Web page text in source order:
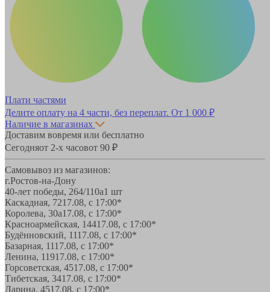
Плати частями
Делите оплату на 4 части, без переплат. От 1 000 ₽
Наличие в магазинах
Доставим вовремя или бесплатно
Сегодняот 2-х часовот 90 ₽
Самовывоз из магазинов:
г.Ростов-на-Дону
40-лет победы, 264/110а1 шт
Каскадная, 7217.08, с 17:00*
Королева, 30а17.08, с 17:00*
Красноармейская, 14417.08, с 17:00*
Будённовский, 1117.08, с 17:00*
Базарная, 1117.08, с 17:00*
Ленина, 11917.08, с 17:00*
Горсоветская, 4517.08, с 17:00*
Тибетская, 3417.08, с 17:00*
Ларина, 4517.08, с 17:00*